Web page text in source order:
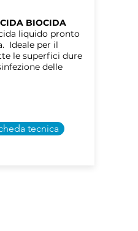
BIOCIDA
liquido pronto
Ideale per il
le superfici dure
delle
tecnica